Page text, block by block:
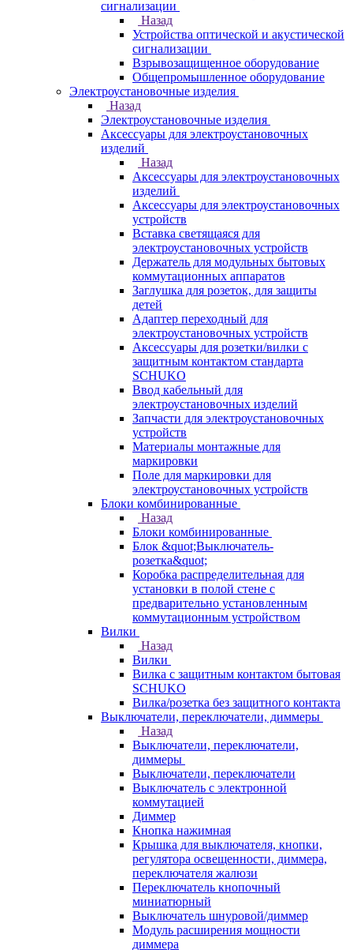
сигнализации
Назад
Устройства оптической и акустической
сигнализации
Взрывозащищенное оборудование
Общепромышленное оборудование
Электроустановочные изделия
Назад
Электроустановочные изделия
Аксессуары для электроустановочных
изделий
Назад
Аксессуары для электроустановочных
изделий
Аксессуары для электроустановочных
устройств
Вставка светящаяся для
электроустановочных устройств
Держатель для модульных бытовых
коммутационных аппаратов
Заглушка для розеток, для защиты
детей
Адаптер переходный для
электроустановочных устройств
Аксессуары для розетки/вилки с
защитным контактом стандарта
SCHUKO
Ввод кабельный для
электроустановочных изделий
Запчасти для электроустановочных
устройств
Материалы монтажные для
маркировки
Поле для маркировки для
электроустановочных устройств
Блоки комбинированные
Назад
Блоки комбинированные
Блок &quot;Выключатель-
розетка&quot;
Коробка распределительная для
установки в полой стене с
предварительно установленным
коммутационным устройством
Вилки
Назад
Вилки
Вилка с защитным контактом бытовая
SCHUKO
Вилка/розетка без защитного контакта
Выключатели, переключатели, диммеры
Назад
Выключатели, переключатели,
диммеры
Выключатели, переключатели
Выключатель с электронной
коммутацией
Диммер
Кнопка нажимная
Крышка для выключателя, кнопки,
регулятора освещенности, диммера,
переключателя жалюзи
Переключатель кнопочный
миниатюрный
Выключатель шнуровой/диммер
Модуль расширения мощности
диммера